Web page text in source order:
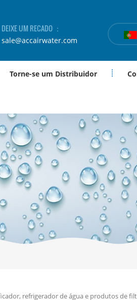
DEIXE UM RECADO ：
sale@accairwater.com
Torne-se um Distribuidor
refrigerador de água e produtos de